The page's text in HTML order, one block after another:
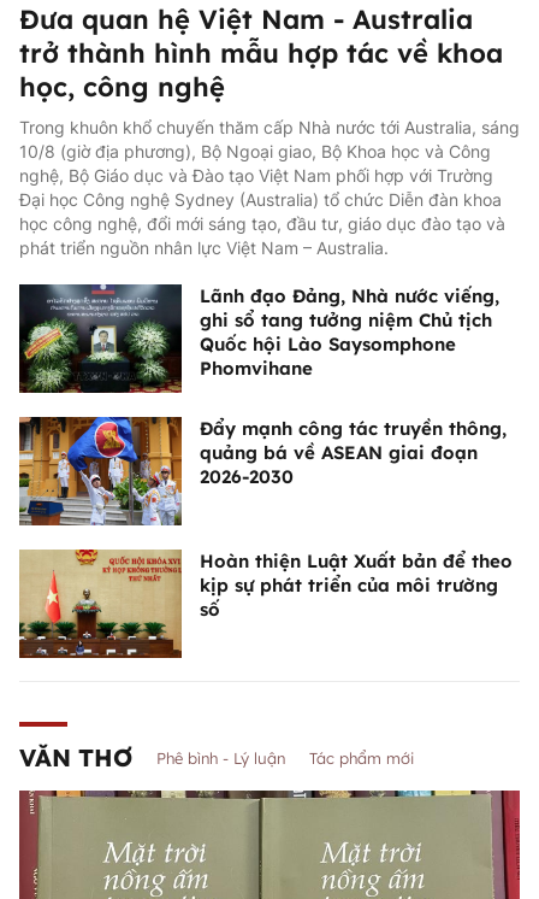
Đưa quan hệ Việt Nam - Australia
trở thành hình mẫu hợp tác về khoa
học, công nghệ
Trong khuôn khổ chuyến thăm cấp Nhà nước tới Australia, sáng
10/8 (giờ địa phương), Bộ Ngoại giao, Bộ Khoa học và Công
nghệ, Bộ Giáo dục và Đào tạo Việt Nam phối hợp với Trường
Đại học Công nghệ Sydney (Australia) tổ chức Diễn đàn khoa
học công nghệ, đổi mới sáng tạo, đầu tư, giáo dục đào tạo và
phát triển nguồn nhân lực Việt Nam – Australia.
Lãnh đạo Đảng, Nhà nước viếng,
ghi sổ tang tưởng niệm Chủ tịch
Quốc hội Lào Saysomphone
Phomvihane
Đẩy mạnh công tác truyền thông,
quảng bá về ASEAN giai đoạn
2026-2030
Hoàn thiện Luật Xuất bản để theo
kịp sự phát triển của môi trường
số
VĂN THƠ Phê bình - Lý luận Tác phẩm mới
“Mặt trời nồng ấm trong tim” - Bước
dài rộng thênh thang của Châu La
Việt